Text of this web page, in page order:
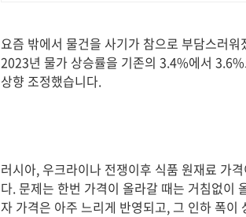
요즘 밖에서 물건을 사기가 참으로 부담스러
2023년 물가 상승률을 기존의 3.4%에서
상향 조정했습니다.
러시아, 우크라이나 전쟁이후 식품 원재료 가
다. 문제는 한번 가격이 올라갈 때는 거침없이
자 가격은 아주 느리게 반영되고, 그 인하 폭